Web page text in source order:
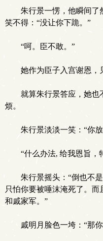
朱行景一愣，他瞬间了
笑不得：“没让你下跪。”
“呵。臣不敢。”
她作为臣子入宫谢恩，
就算朱行景答应，她也
烦。
朱行景淡淡一笑：“你
“什么办法, 给我恩旨，
朱行景摇头：“倒也不
只怕你要被唾沫淹死了。
和戚家军。”
戚明月脸色一垮：“那